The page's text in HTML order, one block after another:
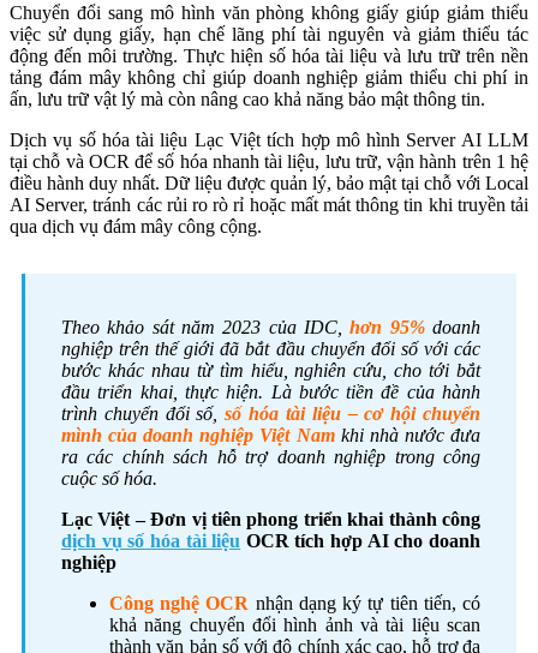
Chuyển đổi sang mô hình văn phòng không giấy giúp giảm thiểu
việc sử dụng giấy, hạn chế lãng phí tài nguyên và giảm thiểu tác
động đến môi trường. Thực hiện số hóa tài liệu và lưu trữ trên nền
tảng đám mây không chỉ giúp doanh nghiệp giảm thiểu chi phí in
ấn, lưu trữ vật lý mà còn nâng cao khả năng bảo mật thông tin.
Dịch vụ số hóa tài liệu Lạc Việt tích hợp mô hình Server AI LLM
tại chỗ và OCR để số hóa nhanh tài liệu, lưu trữ, vận hành trên 1 hệ
điều hành duy nhất. Dữ liệu được quản lý, bảo mật tại chỗ với Local
AI Server, tránh các rủi ro rò rỉ hoặc mất mát thông tin khi truyền tải
qua dịch vụ đám mây công cộng.
Theo khảo sát năm 2023 của IDC,hơn 95%doanh
nghiệp trên thế giới đã bắt đầu chuyển đổi số với các
bước khác nhau từ tìm hiểu, nghiên cứu, cho tới bắt
đầu triển khai, thực hiện. Là bước tiền đề của hành
trình chuyển đổi số,số hóa tài liệu – cơ hội chuyển
mình của doanh nghiệp Việt Namkhi nhà nước đưa
ra các chính sách hỗ trợ doanh nghiệp trong công
cuộc số hóa.
Lạc Việt – Đơn vị tiên phong triển khai thành công
dịch vụ số hóa tài liệu OCR tích hợp AI cho doanh
nghiệp
Công nghệ OCR nhận dạng ký tự tiên tiến, có
khả năng chuyển đổi hình ảnh và tài liệu scan
thành văn bản số với độ chính xác cao, hỗ trợ đa